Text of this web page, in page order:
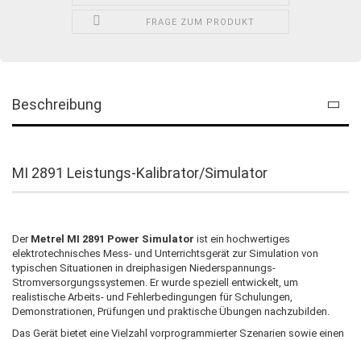
FRAGE ZUM PRODUKT
Beschreibung
MI 2891 Leistungs-Kalibrator/Simulator
Der Metrel MI 2891 Power Simulator ist ein hochwertiges
elektrotechnisches Mess- und Unterrichtsgerät zur Simulation von
typischen Situationen in dreiphasigen Niederspannungs-
Stromversorgungssystemen. Er wurde speziell entwickelt, um
realistische Arbeits- und Fehlerbedingungen für Schulungen,
Demonstrationen, Prüfungen und praktische Übungen nachzubilden.
Das Gerät bietet eine Vielzahl vorprogrammierter Szenarien sowie einen